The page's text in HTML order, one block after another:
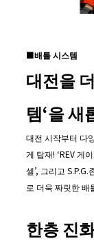
■배틀 시스템
대전을
템‘을 새
대전 시작부터 다
게 탑재! ‘REV 게
셀’, 그리고 S.P.G.
로 더욱 짜릿한 배
한층 진